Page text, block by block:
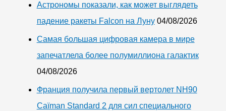
Астрономы показали, как может выглядеть
падение ракеты Falcon на Луну 04/08/2026
Самая большая цифровая камера в мире
запечатлела более полумиллиона галактик
04/08/2026
Франция получила первый вертолет NH90
Caïman Standard 2 для сил специального